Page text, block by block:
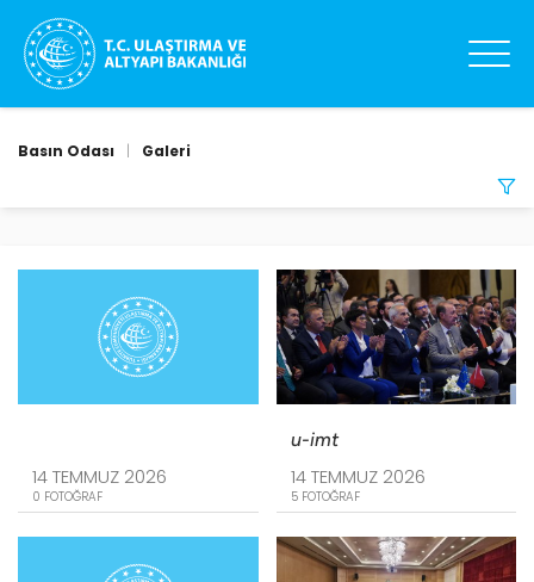
Basın Odası | Galeri
TARIH ARALIĞI
14 TEMMUZ 2026
0 FOTOĞRAF
u-imt
14 TEMMUZ 2026
5 FOTOĞRAF